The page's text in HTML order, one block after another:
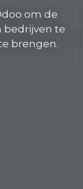
om de
bedrijven te
brengen.